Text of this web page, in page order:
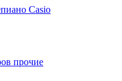
Casio
прочие